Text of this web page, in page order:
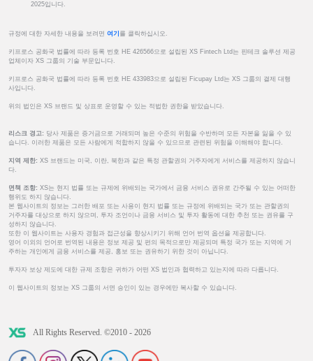
2025입니다.
규정에 대한 자세한 내용을 보려면 여기 를 클릭하십시오.
키프로스 공화국 법률에 따라 등록 번호 HE 426566으로 설립된 XS Fintech Ltd는 핀테크 솔루션 제공
업체이자 XS 그룹의 기술 부문입니다.
키프로스 공화국 법률에 따라 등록 번호 HE 433983으로 설립된 Ficupay Ltd는 XS 그룹의 결제 대행
사입니다.
위의 법인은 XS 브랜드 및 상표로 운영할 수 있는 적법한 권한을 받았습니다.
리스크 경고: 당사 제품은 증거금으로 거래되며 높은 수준의 위험을 수반하며 모든 자본을 잃을 수 있
습니다. 이러한 제품은 모든 사람에게 적합하지 않을 수 있으므로 관련된 위험을 이해해야 합니다.
지역 제한: XS 브랜드는 미국, 이란, 북한과 같은 특정 관할권의 거주자에게 서비스를 제공하지 않습니
다.
면책 조항: XS는 현지 법률 또는 규제에 위배되는 국가에서 금융 서비스 권유로 간주될 수 있는 어떠한
행위도 하지 않습니다.
본 웹사이트의 정보는 그러한 배포 또는 사용이 현지 법률 또는 규정에 위배되는 국가 또는 관할권의
거주자를 대상으로 하지 않으며, 투자 조언이나 금융 서비스 및 투자 활동에 대한 추천 또는 권유를 구
성하지 않습니다.
또한 이 웹사이트는 사용자 경험과 접근성을 향상시키기 위해 언어 번역 옵션을 제공합니다.
영어 이외의 언어로 번역된 내용은 정보 제공 및 편의 목적으로만 제공되며 특정 국가 또는 지역에 거
주하는 개인에게 금융 서비스를 제공, 홍보 또는 권유하기 위한 것이 아닙니다.
투자자 보상 제도에 대한 규제 조항은 귀하가 어떤 XS 법인과 협력하고 있는지에 따라 다릅니다.
이 웹사이트의 정보는 XS 그룹의 서면 승인이 있는 경우에만 복사할 수 있습니다.
All Rights Reserved. ©2010 - 2026